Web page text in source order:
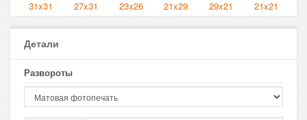
31x31 27x31 23x26 21x29 29x21 21x21
Детали
Развороты